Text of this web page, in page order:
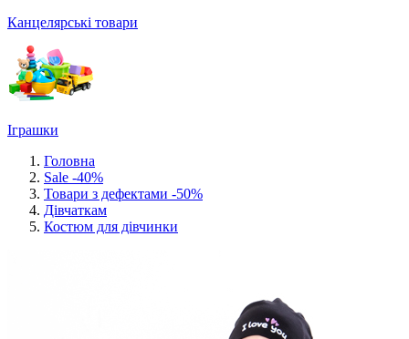
Канцелярські товари
Іграшки
Головна
Sale -40%
Товари з дефектами -50%
Дівчаткам
Костюм для дівчинки